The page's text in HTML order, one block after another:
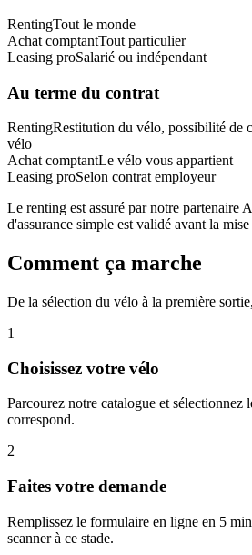
RentingTout le monde
Achat comptantTout particulier
Leasing proSalarié ou indépendant
Au terme du contrat
RentingRestitution du vélo, possibilité de
vélo
Achat comptantLe vélo vous appartient
Leasing proSelon contrat employeur
Le renting est assuré par notre partenaire
d'assurance simple est validé avant la
Comment ça marche
De la sélection du vélo à la première
1
Choisissez votre vélo
Parcourez notre catalogue et sélectionnez
correspond.
2
Faites votre demande
Remplissez le formulaire en ligne en 5
scanner à ce stade.